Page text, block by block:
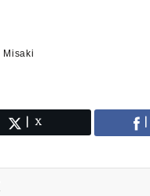
Misaki
X